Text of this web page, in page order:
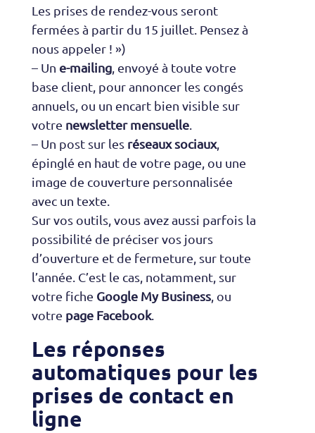
Les prises de rendez-vous seront
fermées à partir du 15 juillet. Pensez à
nous appeler ! »)
– Un e-mailing, envoyé à toute votre
base client, pour annoncer les congés
annuels, ou un encart bien visible sur
votre newsletter mensuelle.
– Un post sur les réseaux sociaux,
épinglé en haut de votre page, ou une
image de couverture personnalisée
avec un texte.
Sur vos outils, vous avez aussi parfois la
possibilité de préciser vos jours
d’ouverture et de fermeture, sur toute
l’année. C’est le cas, notamment, sur
votre fiche Google My Business, ou
votre page Facebook.
Les réponses
automatiques pour les
prises de contact en
ligne